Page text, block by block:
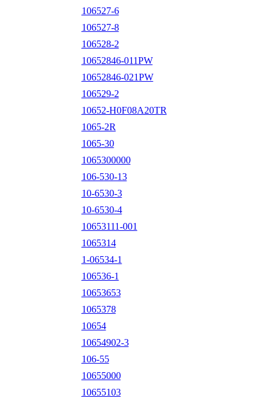
106527-6
106527-8
106528-2
10652846-011PW
10652846-021PW
106529-2
10652-H0F08A20TR
1065-2R
1065-30
1065300000
106-530-13
10-6530-3
10-6530-4
10653111-001
1065314
1-06534-1
106536-1
10653653
1065378
10654
10654902-3
106-55
10655000
10655103